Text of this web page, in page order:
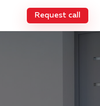
Request call